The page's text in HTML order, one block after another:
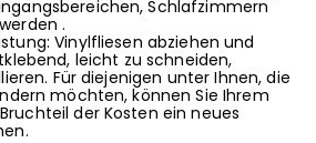
Schlafzimmern
.
Vinylfliesen abziehen und
leicht zu schneiden,
Für diejenigen unter Ihnen, die
möchten, können Sie Ihrem
der Kosten ein neues